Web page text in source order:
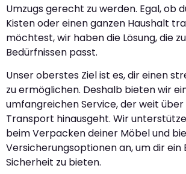
Umzugs gerecht zu werden. Egal, ob
Kisten oder einen ganzen Haushalt
möchtest, wir haben die Lösung, die
Bedürfnissen passt.
Unser oberstes Ziel ist es, dir einen
zu ermöglichen. Deshalb bieten wir
umfangreichen Service, der weit
Transport hinausgeht. Wir
beim Verpacken deiner Möbel und
Versicherungsoptionen an, um dir
Sicherheit zu bieten.